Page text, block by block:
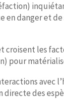
en danger et
les
pour
avec
des